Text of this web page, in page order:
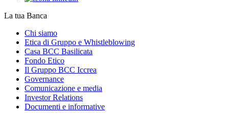
La tua Banca
Chi siamo
Etica di Gruppo e Whistleblowing
Casa BCC Basilicata
Fondo Etico
Il Gruppo BCC Iccrea
Governance
Comunicazione e media
Investor Relations
Documenti e informative